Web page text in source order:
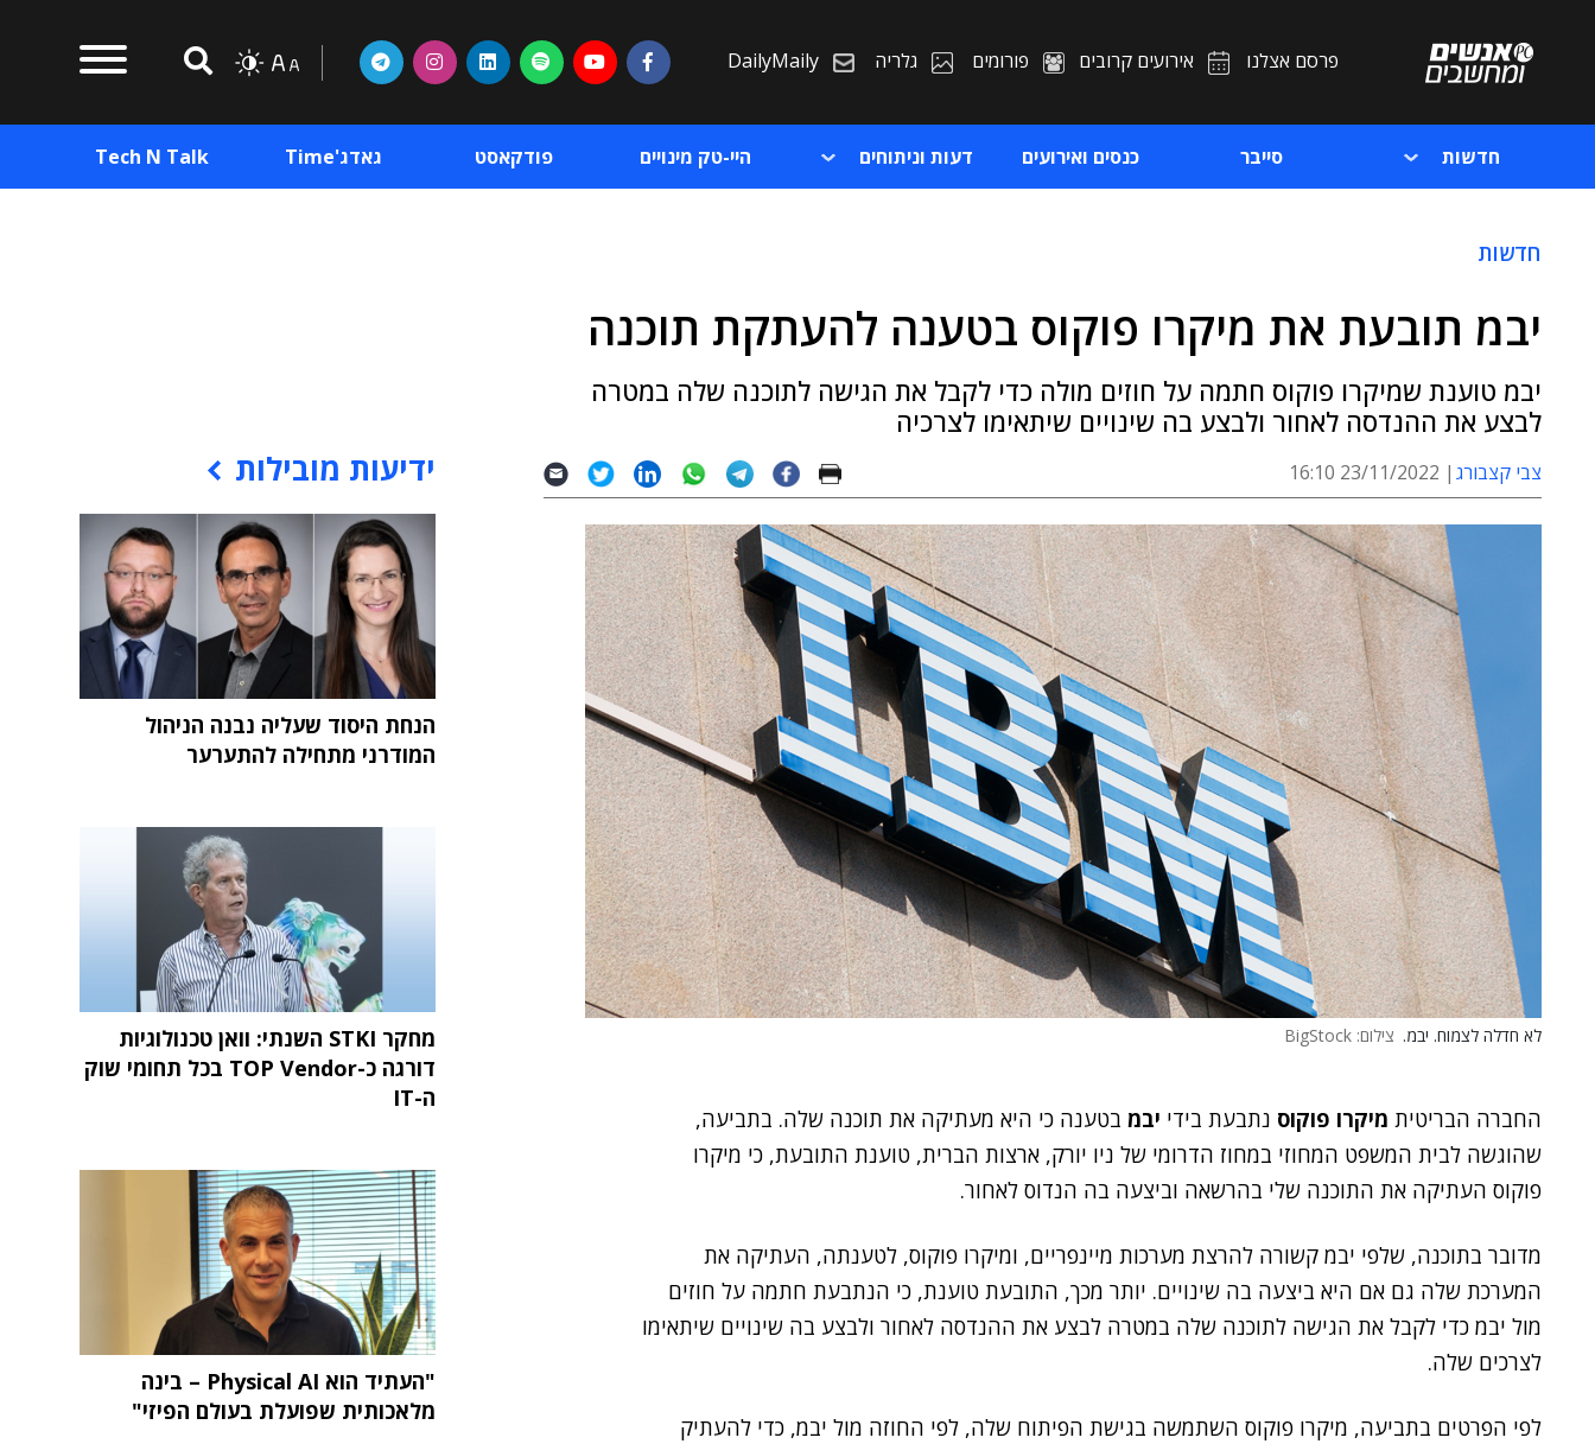
פרסם אצלנו אירועים קרובים פורומים גלריה DailyMaily
חדשות סייבר כנסים ואירועים דעות וניתוחים היי-טק מינויים פודקאסט גאדג'Time Tech N Talk
חדשות
יבמ תובעת את מיקרו פוקוס בטענה להעתקת תוכנה
יבמ טוענת שמיקרו פוקוס חתמה על חוזים מולה כדי לקבל את הגישה לתוכנה שלה במטרה
לבצע את ההנדסה לאחור ולבצע בה שינויים שיתאימו לצרכיה
צבי קצבורג 23/11/2022 16:10
לא חדלה לצמוח. יבמ. צילום: BigStock
החברה הבריטית מיקרו פוקוס נתבעת בידי יבמ בטענה כי היא מעתיקה את תוכנה שלה. בתביעה,
שהוגשה לבית המשפט המחוזי במחוז הדרומי של ניו יורק, ארצות הברית, טוענת התובעת, כי מיקרו
פוקוס העתיקה את התוכנה שלי בהרשאה וביצעה בה הנדוס לאחור.
מדובר בתוכנה, שלפי יבמ קשורה להרצת מערכות מיינפריים, ומיקרו פוקוס, לטענתה, העתיקה את
המערכת שלה גם אם היא ביצעה בה שינויים. יותר מכך, התובעת טוענת, כי הנתבעת חתמה על חוזים
מול יבמ כדי לקבל את הגישה לתוכנה שלה במטרה לבצע את ההנדסה לאחור ולבצע בה שינויים שיתאימו
לצרכים שלה.
לפי הפרטים בתביעה, מיקרו פוקוס השתמשה בגישת הפיתוח שלה, לפי החוזה מול יבמ, כדי להעתיק
ידיעות מובילות
הנחת היסוד שעליה נבנה הניהול
המודרני מתחילה להתערער
מחקר STKI השנתי: וואן טכנולוגיות
דורגה כ-TOP Vendor בכל תחומי שוק
ה-IT
"העתיד הוא Physical AI – בינה
מלאכותית שפועלת בעולם הפיזי"